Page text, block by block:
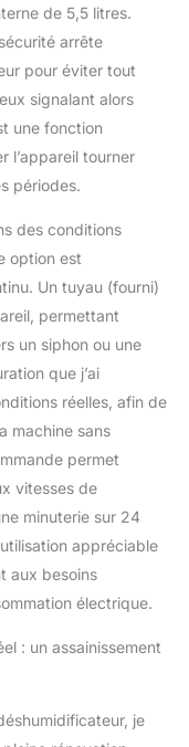
Les
le
le tuyau
d'eau de
de 5,5 litres.
arrête
pour éviter tout
signalant alors
une fonction
l’appareil tourner
périodes.
des conditions
option est
Un tuyau (fourni)
permettant
un siphon ou une
que j’ai
réelles, afin de
machine sans
permet
vitesses de
minuterie sur 24
appréciable
aux besoins
électrique.
: un assainissement
je